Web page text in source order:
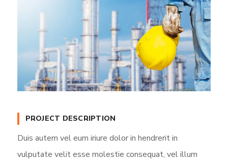
PROJECT DESCRIPTION
Duis autem vel eum iriure dolor in hendrerit in
vulputate velit esse molestie consequat, vel illum